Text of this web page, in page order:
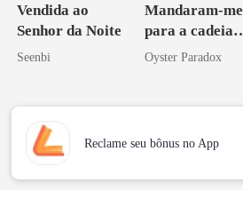
Vendida ao
Senhor da Noite
Seenbi
Mandaram-me
para a cadeia?
Agora me
Oyster Paradox
Reclame seu bônus no App